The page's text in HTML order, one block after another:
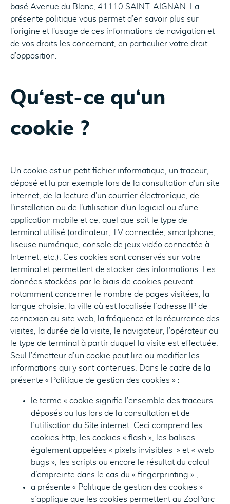
basé Avenue du Blanc, 41110 SAINT-AIGNAN. La
présente politique vous permet d’en savoir plus sur
l’origine et l'usage de ces informations de navigation et
de vos droits les concernant, en particulier votre droit
d’opposition.
Qu‘est-ce qu‘un
cookie ?
Un cookie est un petit fichier informatique, un traceur,
déposé et lu par exemple lors de la consultation d'un site
internet, de la lecture d'un courrier électronique, de
l'installation ou de l'utilisation d'un logiciel ou d'une
application mobile et ce, quel que soit le type de
terminal utilisé (ordinateur, TV connectée, smartphone,
liseuse numérique, console de jeux vidéo connectée à
Internet, etc.). Ces cookies sont conservés sur votre
terminal et permettent de stocker des informations. Les
données stockées par le biais de cookies peuvent
notamment concerner le nombre de pages visitées, la
langue choisie, la ville où est localisée l’adresse IP de
connexion au site web, la fréquence et la récurrence des
visites, la durée de la visite, le navigateur, l’opérateur ou
le type de terminal à partir duquel la visite est effectuée.
Seul l’émetteur d’un cookie peut lire ou modifier les
informations qui y sont contenues. Dans le cadre de la
présente « Politique de gestion des cookies » :
le terme « cookie signifie l’ensemble des traceurs
déposés ou lus lors de la consultation et de
l’utilisation du Site internet. Ceci comprend les
cookies http, les cookies « flash », les balises
également appelées « pixels invisibles » et « web
bugs », les scripts ou encore le résultat du calcul
d’empreinte dans le cas du « fingerprinting » ;
a présente « Politique de gestion des cookies »
s’applique que les cookies permettent au ZooParc